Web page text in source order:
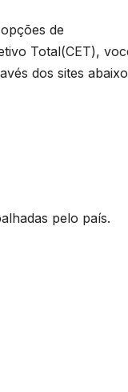
de
Total(CET),
dos sites
pelo país.